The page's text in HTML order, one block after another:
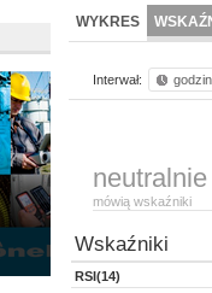
WYCENA BR
WYKRES
Interwał:
neutralnie
mówią wskaźniki
Wskaźniki
RSI(14)